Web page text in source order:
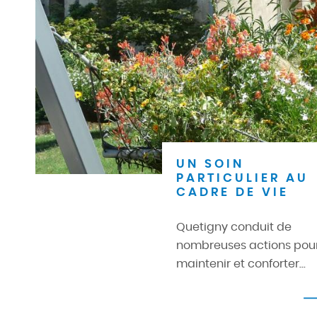
UN SOIN
PARTICULIER AU
CADRE DE VIE
Quetigny conduit de
nombreuses actions
maintenir et conforter...